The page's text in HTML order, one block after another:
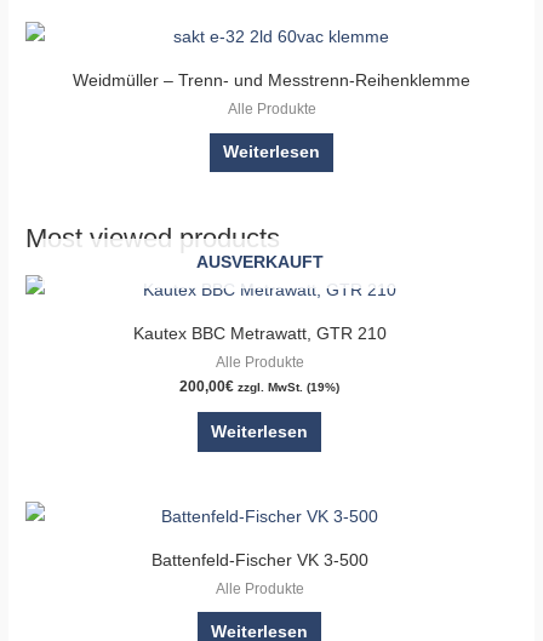
Weidmüller – Trenn- und Messtrenn-Reihenklemme
Alle Produkte
Weiterlesen
Most viewed products
AUSVERKAUFT
Kautex BBC Metrawatt, GTR 210
Alle Produkte
200,00€ zzgl. MwSt. (19%)
Weiterlesen
Battenfeld-Fischer VK 3-500
Alle Produkte
Weiterlesen